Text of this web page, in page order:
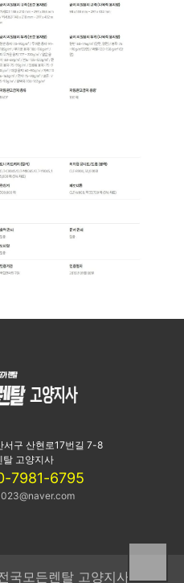
서구 산현로17번길 7-8
탈 고양지사
7981-6795
국모든렌탈 고양지사